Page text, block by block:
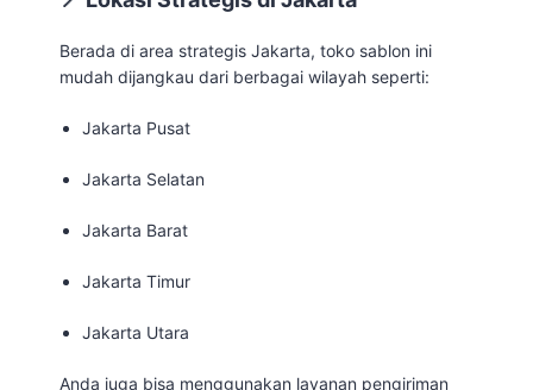
Berada di area strategis Jakarta, toko sablon ini
mudah dijangkau dari berbagai wilayah seperti:
Jakarta Pusat
Jakarta Selatan
Jakarta Barat
Jakarta Timur
Jakarta Utara
Anda juga bisa menggunakan layanan pengiriman